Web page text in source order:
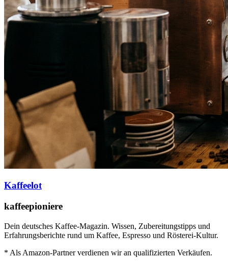
Kaffeelot
kaffeepioniere
Dein deutsches Kaffee-Magazin. Wissen, Zubereitungstipps und
Erfahrungsberichte rund um Kaffee, Espresso und Rösterei-Kultur.
* Als Amazon-Partner verdienen wir an qualifizierten Verkäufen.